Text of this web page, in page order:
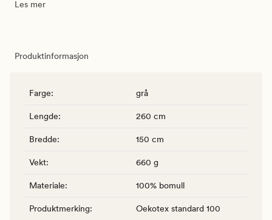
Les mer
Produktinformasjon
Farge: grå
Lengde: 260 cm
Bredde: 150 cm
Vekt: 660 g
Materiale: 100% bomull
Produktmerking: Oekotex standard 100